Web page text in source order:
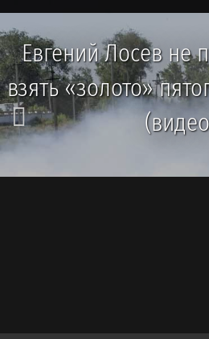
Евгений Лосев не
взять «золото»